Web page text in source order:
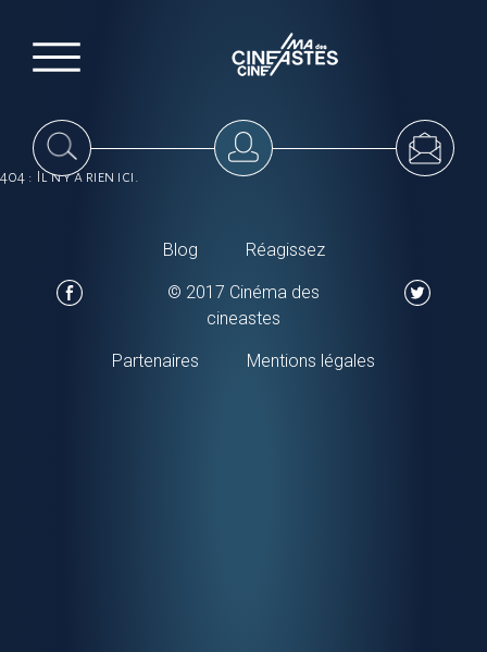
404 : Il n'y a rien ici.
Blog Réagissez
© 2017 Cinéma des
cineastes
Partenaires Mentions légales